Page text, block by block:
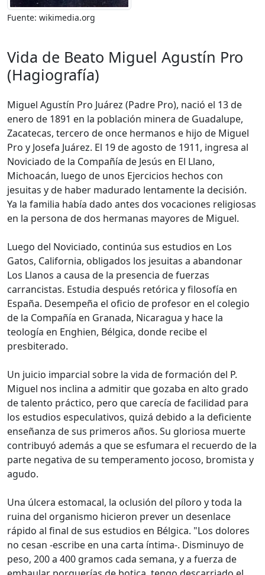
Fuente: wikimedia.org
Vida de Beato Miguel Agustín Pro
(Hagiografía)
Miguel Agustín Pro Juárez (Padre Pro), nació el 13 de
enero de 1891 en la población minera de Guadalupe,
Zacatecas, tercero de once hermanos e hijo de Miguel
Pro y Josefa Juárez. El 19 de agosto de 1911, ingresa al
Noviciado de la Compañía de Jesús en El Llano,
Michoacán, luego de unos Ejercicios hechos con
jesuitas y de haber madurado lentamente la decisión.
Ya la familia había dado antes dos vocaciones religiosas
en la persona de dos hermanas mayores de Miguel.
Luego del Noviciado, continúa sus estudios en Los
Gatos, California, obligados los jesuitas a abandonar
Los Llanos a causa de la presencia de fuerzas
carrancistas. Estudia después retórica y filosofía en
España. Desempeña el oficio de profesor en el colegio
de la Compañía en Granada, Nicaragua y hace la
teología en Enghien, Bélgica, donde recibe el
presbiterado.
Un juicio imparcial sobre la vida de formación del P.
Miguel nos inclina a admitir que gozaba en alto grado
de talento práctico, pero que carecía de facilidad para
los estudios especulativos, quizá debido a la deficiente
enseñanza de sus primeros años. Su gloriosa muerte
contribuyó además a que se esfumara el recuerdo de la
parte negativa de su temperamento jocoso, bromista y
agudo.
Una úlcera estomacal, la oclusión del píloro y toda la
ruina del organismo hicieron prever un desenlace
rápido al final de sus estudios en Bélgica. "Los dolores
no cesan -escribe en una carta íntima-. Disminuyo de
peso, 200 a 400 gramos cada semana, y a fuerza de